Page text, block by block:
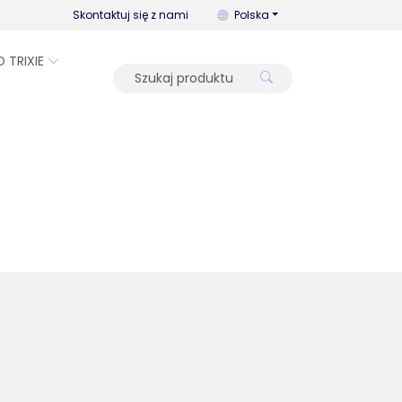
Skontaktuj się z nami Możesz zmienić język za
Polska
TRIXIE